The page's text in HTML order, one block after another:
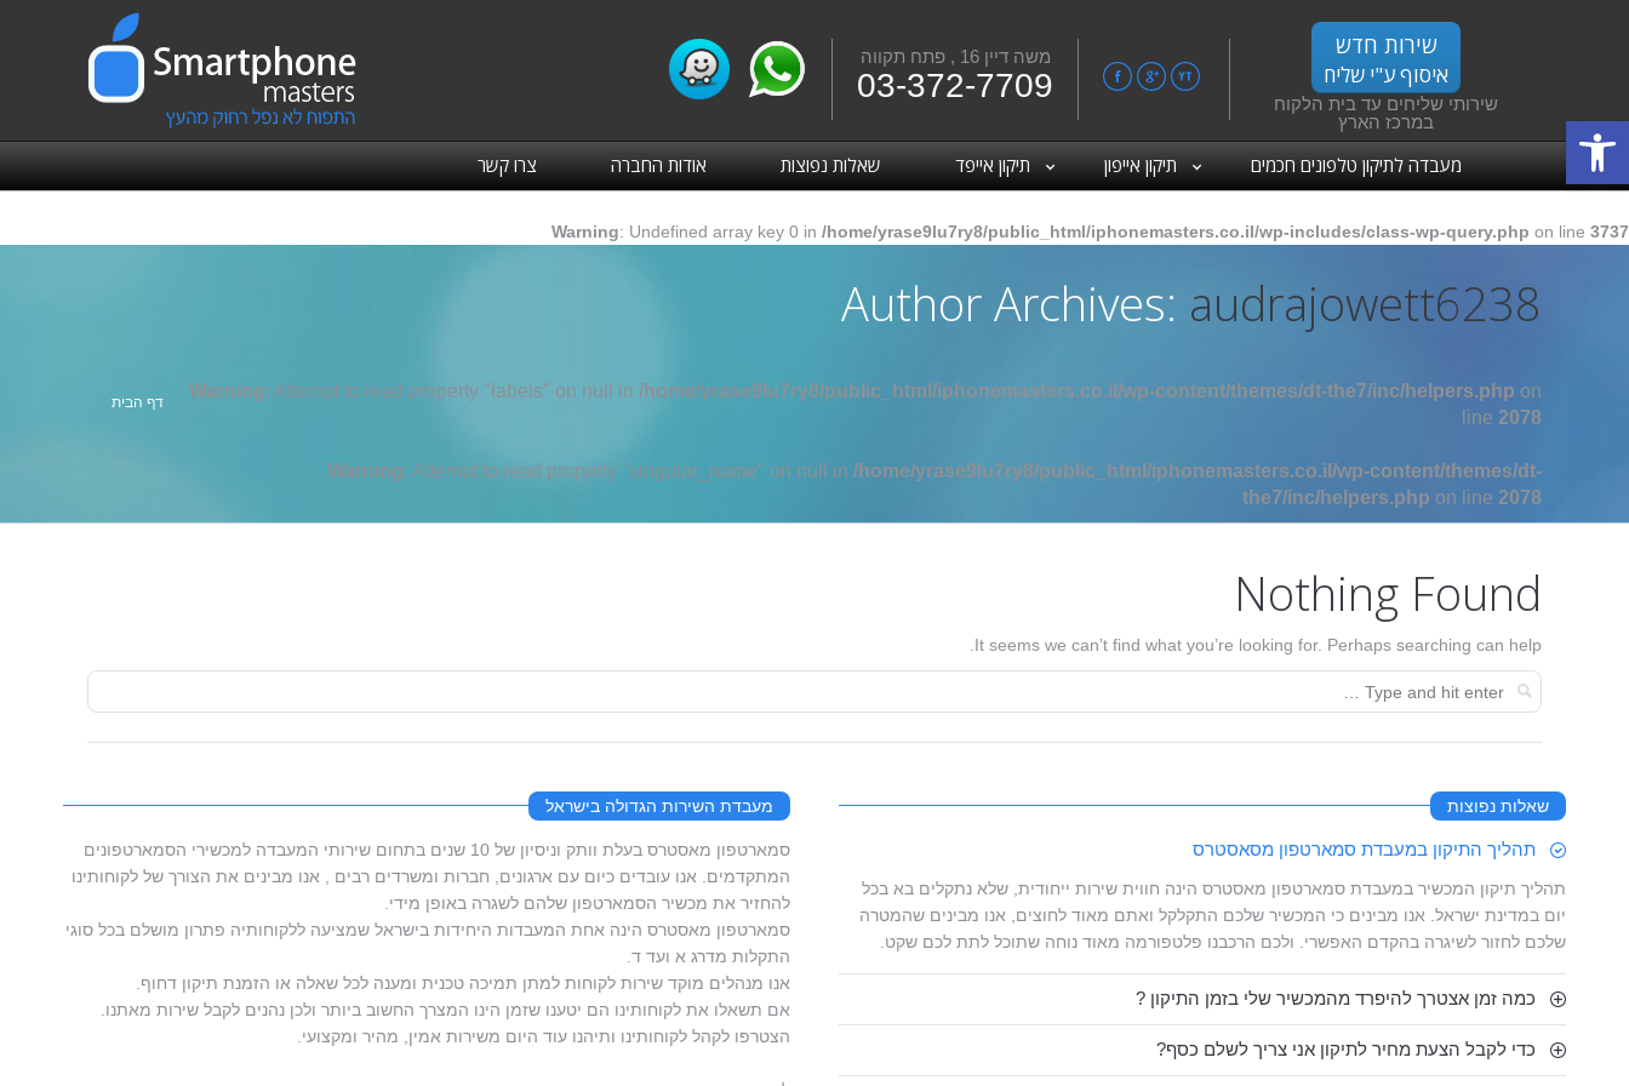
פתח סרגל נגישות
משה דיין 16 , פתח תקווה
03-372-7709FacebookGoogle+
YouTube
שירות חדש
איסוף ע"י שליח
שירותי שליחים עד בית הלקוח
במרכז הארץ
מעבדה לתיקון טלפונים חכמים תיקון אייפון תיקון אייפד שאלות נפוצות אודות החברה צרו קשר
Warning: Undefined array key 0 in /home/yrase9lu7ry8/public_html/iphonemasters.co.il/wp-includes/class-wp-query.php on line 3737
Author Archives: audrajowett6238
Warning: Attempt to read property "labels" on null in /home/yrase9lu7ry8/public_html/iphonemasters.co.il/wp-content/themes/dt-the7/inc/helpers.php on
line 2078
Warning: Attempt to read property "singular_name" on null in /home/yrase9lu7ry8/public_html/iphonemasters.co.il/wp-content/themes/dt-
the7/inc/helpers.php on line 2078
אתה כאן:
דף הבית
Nothing Found
It seems we can’t find what you’re looking for. Perhaps searching can help.
שאלות נפוצות
תהליך התיקון במעבדת סמארטפון מסאסטרס
תהליך תיקון המכשיר במעבדת סמארטפון מאסטרס הינה חווית שירות ייחודית, שלא נתקלים בא בכל
יום במדינת ישראל. אנו מבינים כי המכשיר שלכם התקלקל ואתם מאוד לחוצים, אנו מבינים שהמטרה
שלכם לחזור לשיגרה בהקדם האפשרי. ולכם הרכבנו פלטפורמה מאוד נוחה שתוכל לתת לכם שקט.
כמה זמן אצטרך להיפרד מהמכשיר שלי בזמן התיקון ?
כדי לקבל הצעת מחיר לתיקון אני צריך לשלם כסף?
מעבדת השירות הגדולה בישראל
סמארטפון מאסטרס בעלת וותק וניסיון של 10 שנים בתחום שירותי המעבדה למכשירי הסמארטפונים
המתקדמים. אנו עובדים כיום עם ארגונים, חברות ומשרדים רבים , אנו מבינים את הצורך של לקוחותינו
להחזיר את מכשיר הסמארטפון שלהם לשגרה באופן מידי.
סמארטפון מאסטרס הינה אחת המעבדות היחידות בישראל שמציעה ללקוחותיה פתרון מושלם בכל סוגי
התקלות מדרג א ועד ד.
אנו מנהלים מוקד שירות לקוחות למתן תמיכה טכנית ומענה לכל שאלה או הזמנת תיקון דחוף.
אם תשאלו את לקוחותינו הם יטענו שזמן הינו המצרך החשוב ביותר ולכן נהנים לקבל שירות מאתנו.
הצטרפו לקהל לקוחותינו ותיהנו עוד היום משירות אמין, מהיר ומקצועי.